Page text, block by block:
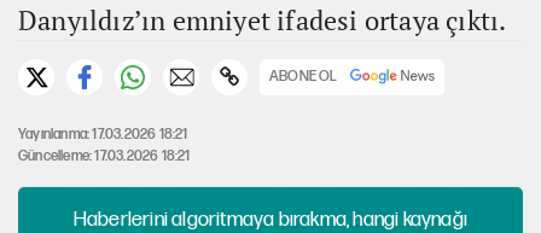
Danyıldız’ın emniyet ifadesi ortaya çıktı.
ABONE OL
Yayınlanma: 17.03.2026 18:21
Güncelleme: 17.03.2026 18:21
Haberlerini algoritmaya bırakma, hangi kaynağı